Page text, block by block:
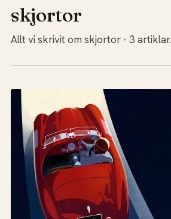
skjortor
Allt vi skrivit om skjortor - 3 artiklar.